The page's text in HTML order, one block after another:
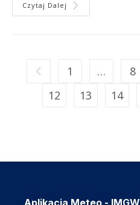
Czytaj Dalej
1 … 8
12
13 14
Aplikacja Meteo - IMGW